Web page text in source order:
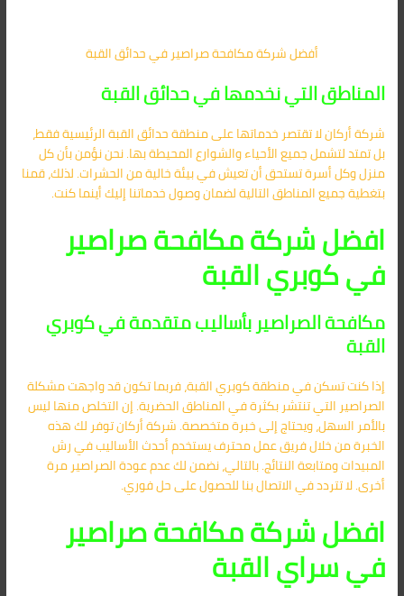
أفضل شركة مكافحة صراصير في حدائق القبة
المناطق التي نخدمها في حدائق القبة
شركة أركان لا تقتصر خدماتها على منطقة حدائق القبة الرئيسية فقط،
بل تمتد لتشمل جميع الأحياء والشوارع المحيطة بها. نحن نؤمن بأن كل
منزل وكل أسرة تستحق أن تعيش في بيئة خالية من الحشرات. لذلك، قمنا
بتغطية جميع المناطق التالية لضمان وصول خدماتنا إليك أينما كنت.
افضل شركة مكافحة صراصير
في كوبري القبة
مكافحة الصراصير بأساليب متقدمة في كوبري
القبة
إذا كنت تسكن في منطقة كوبري القبة، فربما تكون قد واجهت مشكلة
الصراصير التي تنتشر بكثرة في المناطق الحضرية. إن التخلص منها ليس
بالأمر السهل، ويحتاج إلى خبرة متخصصة. شركة أركان توفر لك هذه
الخبرة من خلال فريق عمل محترف يستخدم أحدث الأساليب في رش
المبيدات ومتابعة النتائج. بالتالي، نضمن لك عدم عودة الصراصير مرة
أخرى. لا تتردد في الاتصال بنا للحصول على حل فوري.
افضل شركة مكافحة صراصير
في سراي القبة